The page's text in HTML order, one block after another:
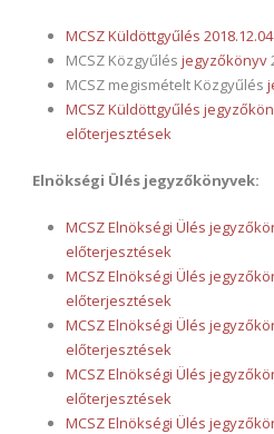
MCSZ Küldöttgyűlés
MCSZ Közgyűlés jegyzőkönyv
MCSZ megismételt Közgyűlés
MCSZ Küldöttgyűlés
előterjesztések
Elnökségi Ülés jegyzőkönyvek:
MCSZ Elnökségi Ülés
előterjesztések
MCSZ Elnökségi Ülés
előterjesztések
MCSZ Elnökségi Ülés
előterjesztések
MCSZ Elnökségi Ülés
előterjesztések
MCSZ Elnökségi Ülés